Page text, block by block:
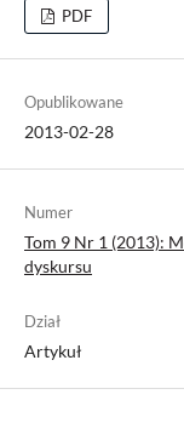
PDF
Opublikowane
2013-02-28
Numer
Tom 9 Nr 1 (2013):
dyskursu
Dział
Artykuł